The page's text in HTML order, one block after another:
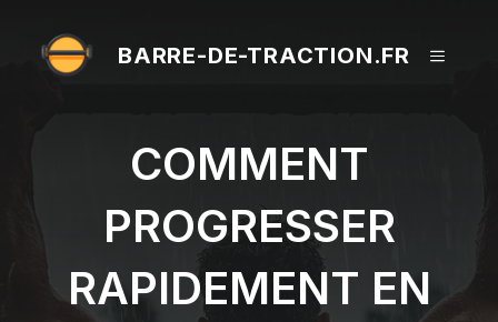
contenu
BARRE-DE-TRACTION.FR MENU
COMMENT
PROGRESSER
RAPIDEMENT EN